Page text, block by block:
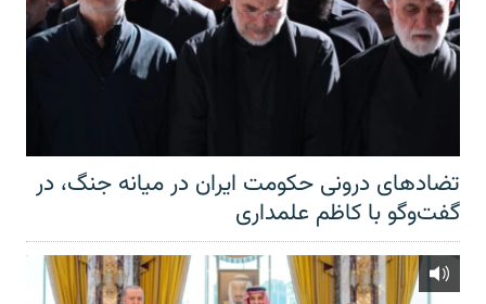
تضادهای درونی حکومت ایران در میانه جنگ، در
گفت‌‌وگو با کاظم علمداری